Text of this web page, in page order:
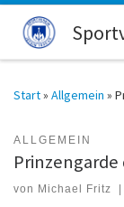
Zum Inhalt
Start» Allgemein »
ALLGEMEIN
von Michael Fritz